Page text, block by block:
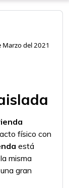
del 2021
físico con
está
misma
gran